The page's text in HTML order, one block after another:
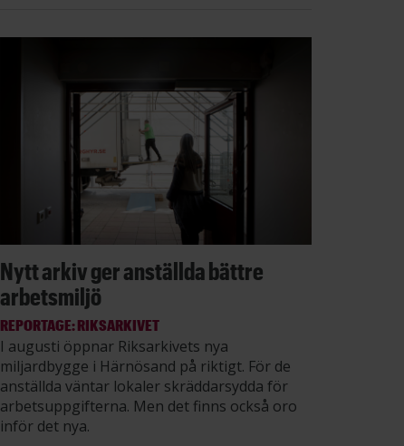
Nytt arkiv ger anställda bättre
arbetsmiljö
REPORTAGE: RIKSARKIVET
I augusti öppnar Riksarkivets nya
miljardbygge i Härnösand på riktigt. För de
anställda väntar lokaler skräddarsydda för
arbetsuppgifterna. Men det finns också oro
inför det nya.